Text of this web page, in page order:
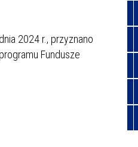
2024 r., przyznano
Fundusze